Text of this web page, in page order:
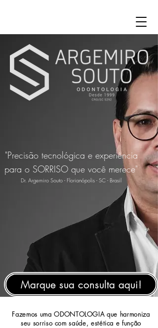
"Precisão tecnológica e experiência
para o SORRISO que você merece"
Dr. Argemiro Souto - Florianópolis - SC - Brasil
Marque sua consulta aqui!
Fazemos uma ODONTOLOGIA que harmoniza
seu sorriso com saúde, estética e função